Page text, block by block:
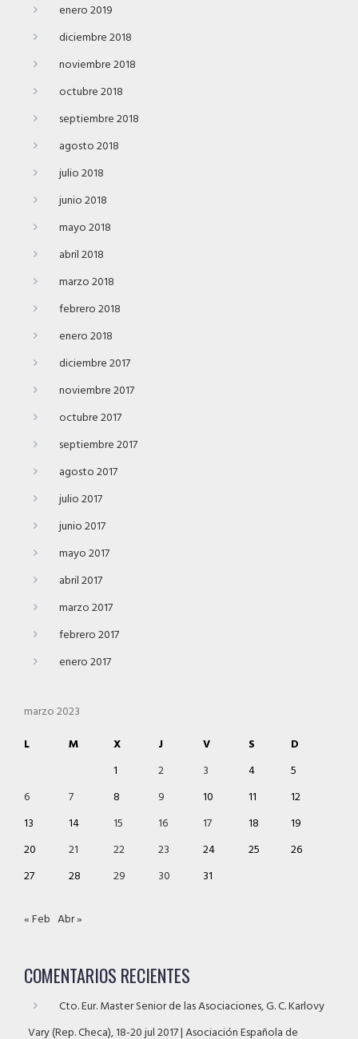
enero 2019
diciembre 2018
noviembre 2018
octubre 2018
septiembre 2018
agosto 2018
julio 2018
junio 2018
mayo 2018
abril 2018
marzo 2018
febrero 2018
enero 2018
diciembre 2017
noviembre 2017
octubre 2017
septiembre 2017
agosto 2017
julio 2017
junio 2017
mayo 2017
abril 2017
marzo 2017
febrero 2017
enero 2017
marzo 2023
L
M X J V S
D
1
2 3 4
5
6
7 8 9 10 11
12
13
14 15 16 17 18
19
20
21 22 23 24 25
26
27
28 29 30 31
« Feb Abr »
COMENTARIOS RECIENTES
Cto. Eur. Master Senior de las Asociaciones, G. C. Karlovy
Vary (Rep. Checa), 18-20 jul 2017 | Asociación Española de